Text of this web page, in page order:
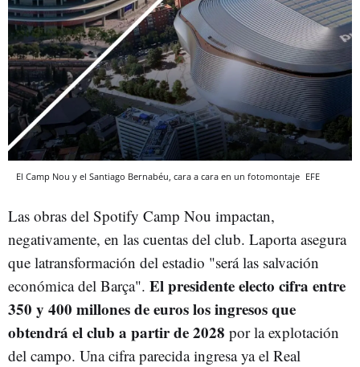
El Camp Nou y el Santiago Bernabéu, cara a cara en un fotomontaje EFE
Las obras del Spotify Camp Nou impactan,
negativamente, en las cuentas del club. Laporta asegura
que latransformación del estadio "será las salvación
económica del Barça". El presidente electo cifra entre
350 y 400 millones de euros los ingresos que
obtendrá el club a partir de 2028 por la explotación
del campo. Una cifra parecida ingresa ya el Real